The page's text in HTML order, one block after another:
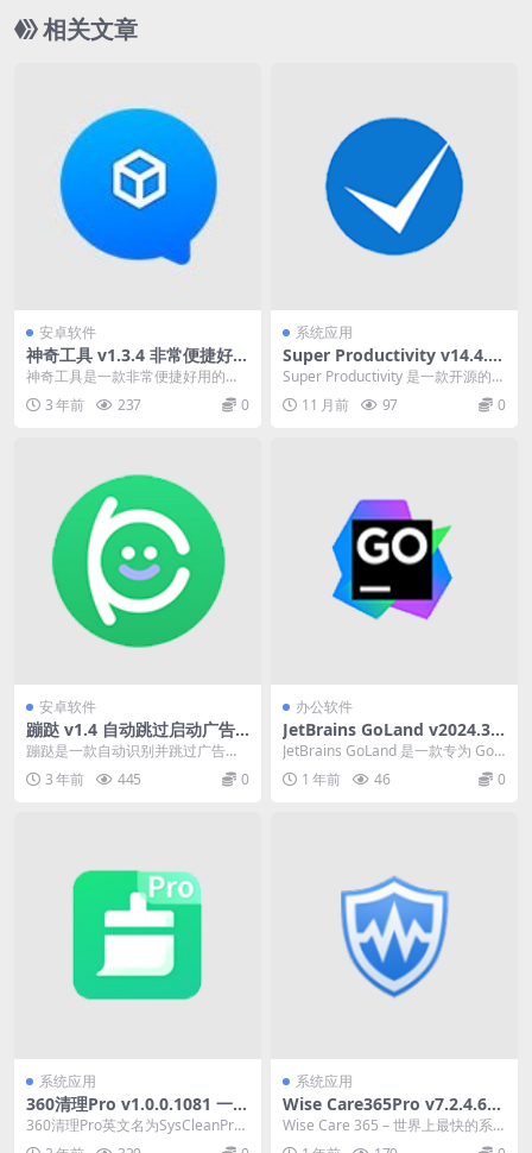
相关文章
安卓软件
神奇工具 v1.3.4 非常便捷好用
的多功能工具箱，无广告解锁
神奇工具是一款非常便捷好用的手
机工具箱。该软件中有很多实用的
小工具，这些工具可以...
3 年前 237 0
系统应用
Super Productivity v14.4.0
任务时间管理软件中文绿色版
Super Productivity 是一款开源的任
务和时间管理软件，旨在帮助用...
11 月前 97 0
安卓软件
蹦跶 v1.4 自动跳过启动广告
（自动跳过广告的软件）
蹦跶是一款自动识别并跳过广告的
生产力工具，完全免费且无需ROO
T，主要针对APP...
3 年前 445 0
办公软件
JetBrains GoLand v2024.3.5
Go语言集成开发环境直装激活
版
JetBrains GoLand 是一款专为 Go
语言开发者设计的集成开发环境...
1 年前 46 0
系统应用
360清理Pro v1.0.0.1081 一款
非常不错的清理工具
360清理Pro英文名为SysCleanPr
o，它是360安全卫士极速版中的一
系统应用
Wise Care365Pro v7.2.4.697
系统优化清理工具多语便携版
Wise Care 365 – 世界上最快的系
统优化软件！它具有电脑体检、系